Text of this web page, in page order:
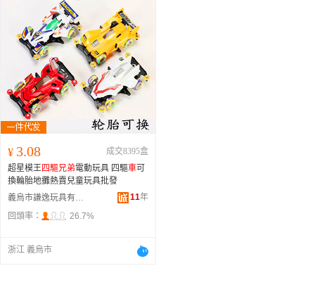
¥ 3.08
成交8395盒
超星模王四驅兄弟電動玩具 四驅車可
換輪胎地攤熱賣兒童玩具批發
義烏市謙逸玩具有限公司
11年
回頭率：
26.7%
浙江 義烏市